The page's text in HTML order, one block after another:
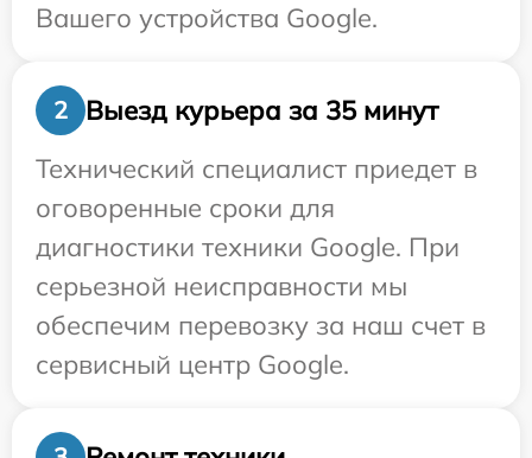
Вашего устройства Google.
2
Выезд курьера за 35 минут
Технический специалист приедет в
оговоренные сроки для
диагностики техники Google. При
серьезной неисправности мы
обеспечим перевозку за наш счет в
сервисный центр Google.